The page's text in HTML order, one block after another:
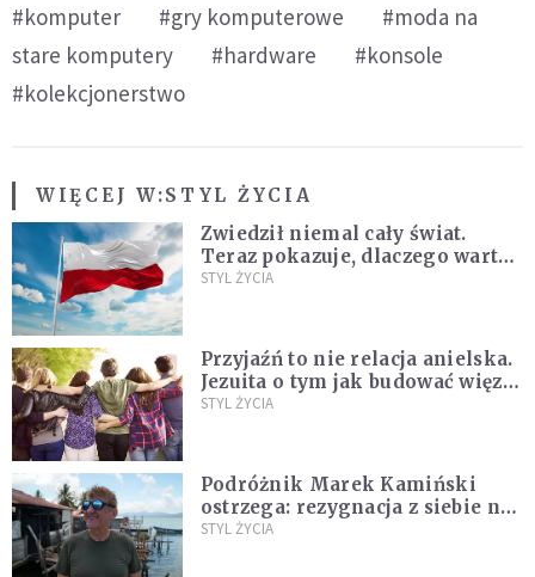
#komputer #gry komputerowe
#moda na
stare komputery
#hardware
#konsole
#kolekcjonerstwo
WIĘCEJ W:STYL ŻYCIA
Zwiedził niemal cały świat.
Teraz pokazuje, dlaczego warto
zakochać się w Polsce
STYL ŻYCIA
Przyjaźń to nie relacja anielska.
Jezuita o tym jak budować więzi
na całe życie
STYL ŻYCIA
Podróżnik Marek Kamiński
ostrzega: rezygnacja z siebie na
rzecz partnera to błąd
STYL ŻYCIA